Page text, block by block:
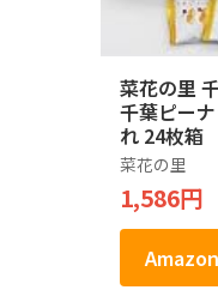
菜花の里
千葉ピー
れ 24枚箱
菜花の里
1,586円